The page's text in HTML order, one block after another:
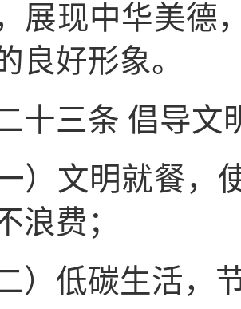
展现中华美德
良好形象。
三条 倡导文
文明就餐，使
浪费；
低碳生活，节